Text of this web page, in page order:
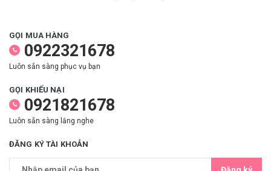
GỌI MUA HÀNG
0922321678
Luôn sẵn sàng phục vụ bạn
GỌI KHIẾU NẠI
0921821678
Luôn sẵn sàng lắng nghe
ĐĂNG KÝ TÀI KHOẢN